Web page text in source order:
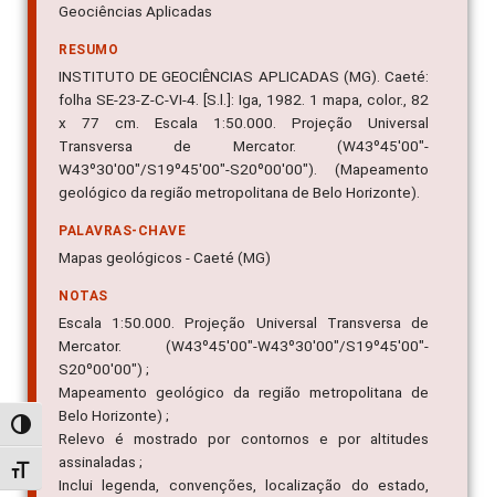
Alternar alto contraste
Alternar tamanho da fonte
Geociências Aplicadas
RESUMO
INSTITUTO DE GEOCIÊNCIAS APLICADAS (MG). Caeté:
folha SE-23-Z-C-VI-4. [S.l.]: Iga, 1982. 1 mapa, color., 82
x 77 cm. Escala 1:50.000. Projeção Universal
Transversa de Mercator. (W43º45'00"-
W43º30'00"/S19º45'00"-S20º00'00"). (Mapeamento
geológico da região metropolitana de Belo Horizonte).
PALAVRAS-CHAVE
Mapas geológicos - Caeté (MG)
NOTAS
Escala 1:50.000. Projeção Universal Transversa de
Mercator. (W43º45'00"-W43º30'00"/S19º45'00"-
S20º00'00") ;
Mapeamento geológico da região metropolitana de
Belo Horizonte) ;
Relevo é mostrado por contornos e por altitudes
assinaladas ;
Inclui legenda, convenções, localização do estado,